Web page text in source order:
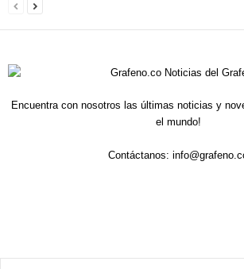
Encuentra con nosotros las últimas noticias y
el mundo!
Contáctanos: